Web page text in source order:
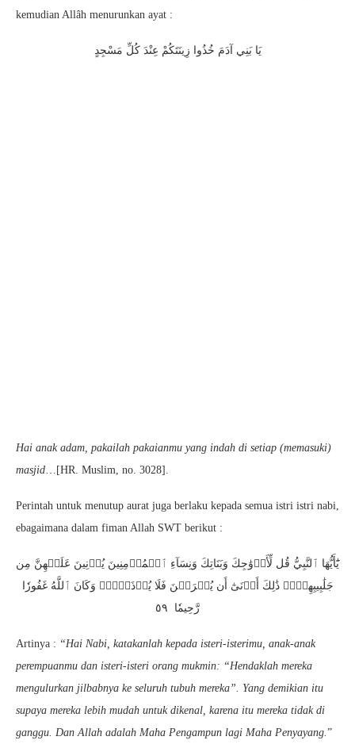
kemudian Allâh menurunkan ayat :
يَا بَنِي آدَمَ خُذُوا زِينَتَكُمْ عِنْدَ كُلِّ مَسْجِدٍ
Hai anak adam, pakailah pakaianmu yang indah di setiap (memasuki)
masjid…[HR. Muslim, no. 3028].
Perintah untuk menutup aurat juga berlaku kepada semua istri istri nabi,
ebagaimana dalam fiman Allah SWT berikut :
يَٰٓأَيُّهَا ٱلنَّبِيُّ قُل لِّأَزۡوَٰجِكَ وَبَنَاتِكَ وَنِسَآءِ ٱلۡمُؤۡمِنِينَ يُدۡنِينَ عَلَيۡهِنَّ مِن
جَلَٰبِيبِهِنَّۚ ذَٰلِكَ أَدۡنَىٰٓ أَن يُعۡرَفۡنَ فَلَا يُؤۡذَيۡنَۗ وَكَانَ ٱللَّهُ غَفُورٗا
رَّحِيمٗا ٥٩
Artinya : “Hai Nabi, katakanlah kepada isteri-isterimu, anak-anak
perempuanmu dan isteri-isteri orang mukmin: “Hendaklah mereka
mengulurkan jilbabnya ke seluruh tubuh mereka”. Yang demikian itu
supaya mereka lebih mudah untuk dikenal, karena itu mereka tidak di
ganggu. Dan Allah adalah Maha Pengampun lagi Maha Penyayang.”